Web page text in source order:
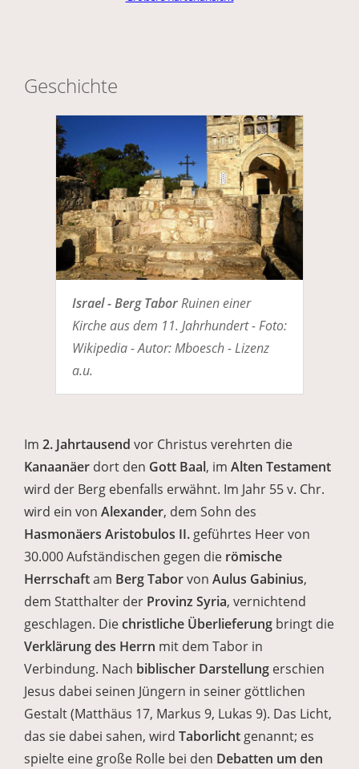
Geschichte
Israel - Berg TaborRuinen einer
Kirche aus dem 11. Jahrhundert - Foto:
Wikipedia - Autor: Mboesch - Lizenz
a.u.
Im 2. Jahrtausend vor Christus verehrten die
Kanaanäer dort den Gott Baal, im Alten Testament
wird der Berg ebenfalls erwähnt. Im Jahr 55 v. Chr.
wird ein von Alexander, dem Sohn des
Hasmonäers Aristobulos II. geführtes Heer von
30.000 Aufständischen gegen die römische
Herrschaftam Berg Taborvon Aulus Gabinius,
dem Statthalter der Provinz Syria, vernichtend
geschlagen. Diechristliche Überlieferung bringt die
Verklärung des Herrn mit dem Tabor in
Verbindung. Nach biblischer Darstellung erschien
Jesus dabei seinen Jüngern in seiner göttlichen
Gestalt (Matthäus 17, Markus 9, Lukas 9). Das Licht,
das sie dabei sahen, wird Taborlicht genannt; es
spielte eine große Rolle bei den Debatten um den